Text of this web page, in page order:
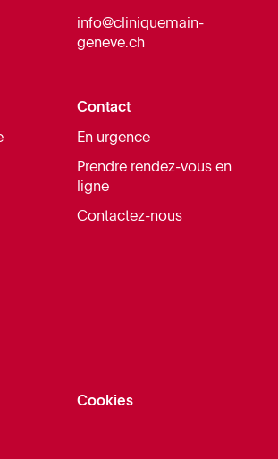
info@cliniquemain-
geneve.ch
Contact
En urgence
Prendre rendez-vous en
ligne
Contactez-nous
Cookies
Préférences